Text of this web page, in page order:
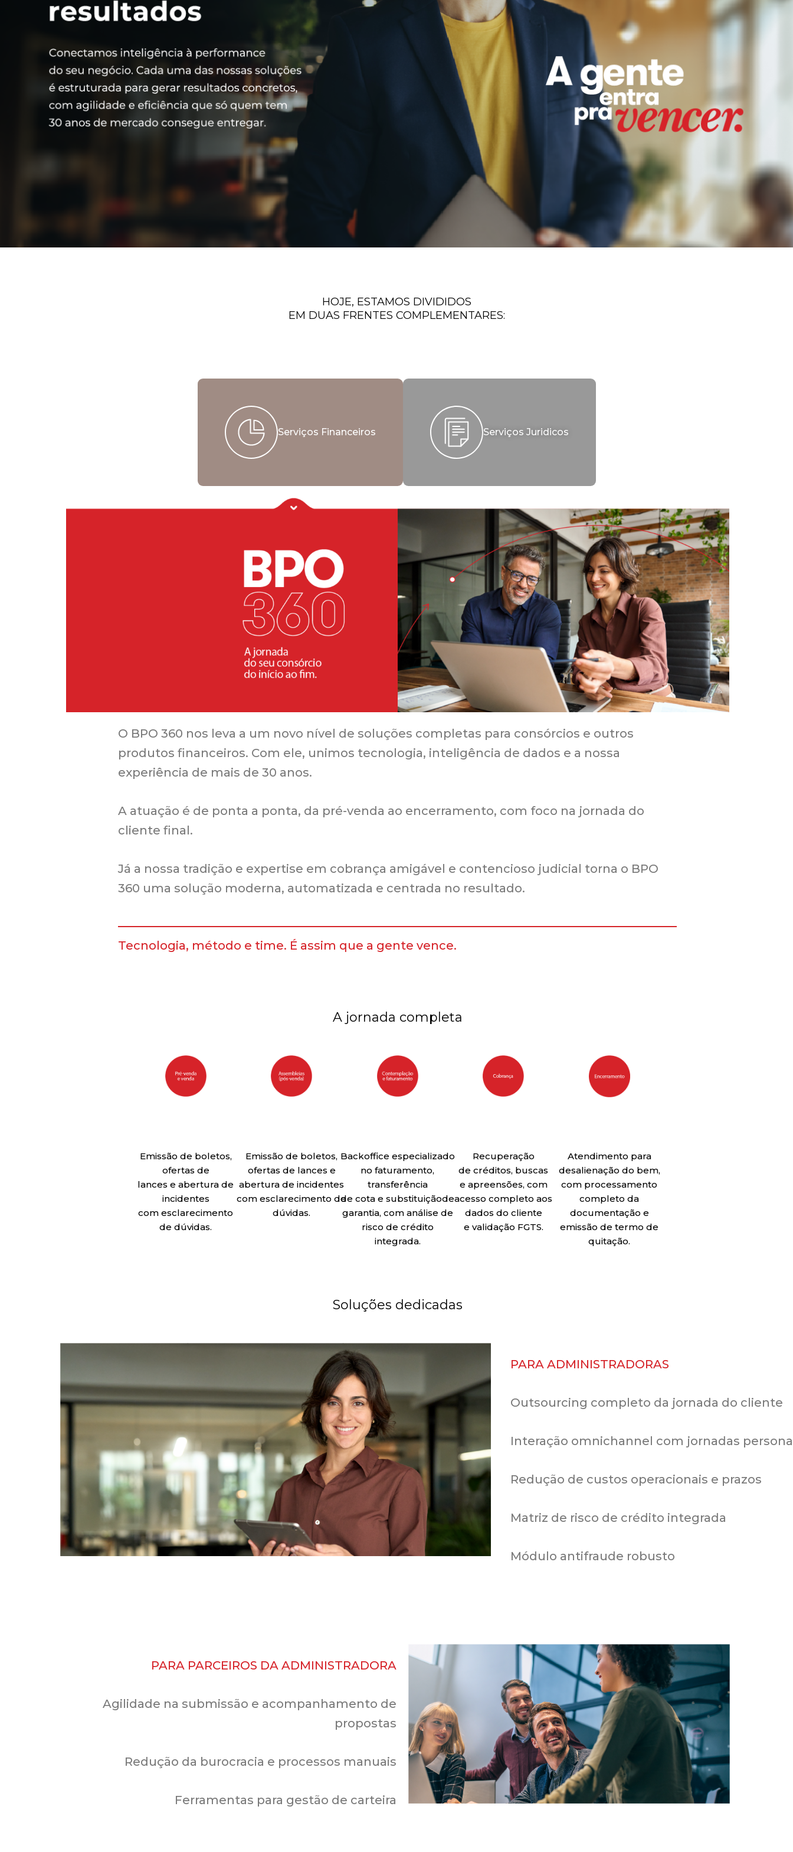
HOJE, ESTAMOS DIVIDIDOS
EM DUAS FRENTES COMPLEMENTARES:
Serviços Financeiros Serviços Juridicos
O BPO 360 nos leva a um novo nível de soluções completas para consórcios e outros
produtos financeiros. Com ele, unimos tecnologia, inteligência de dados e a nossa
experiência de mais de 30 anos.
A atuação é de ponta a ponta, da pré-venda ao encerramento, com foco na jornada do
cliente final.
Já a nossa tradição e expertise em cobrança amigável e contencioso judicial torna o BPO
360 uma solução moderna, automatizada e centrada no resultado.
Tecnologia, método e time. É assim que a gente vence.
A jornada completa
Emissão de boletos,
ofertas de
lances e abertura de
incidentes
com esclarecimento
de dúvidas.
Emissão de boletos,
ofertas de lances e
abertura de incidentes
com esclarecimento de
dúvidas.
Backoffice especializado
no faturamento,
transferência
de cota e substituiçãode
garantia, com análise de
risco de crédito
integrada.
Recuperação
de créditos, buscas
e apreensões, com
acesso completo aos
dados do cliente
e validação FGTS.
Atendimento para
desalienação do bem,
com processamento
completoda
documentação e
emissão de termo de
quitação.
Soluções dedicadas
PARA ADMINISTRADORAS
Outsourcing completo da jornada do cliente
Interação omnichannel com jornadas
Redução de custos operacionais e prazos
Matriz de risco de crédito integrada
Módulo antifraude robusto
PARA PARCEIROS DA ADMINISTRADORA
Agilidade na submissão e acompanhamento de
propostas
Redução da burocracia e processos manuais
Ferramentas para gestão de carteira